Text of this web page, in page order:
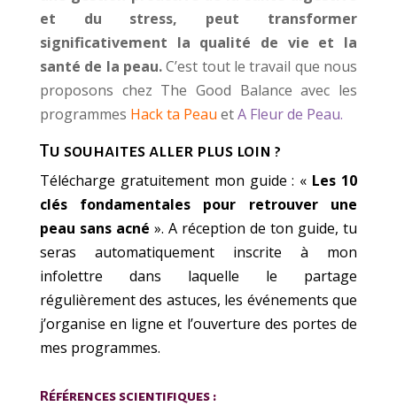
et du stress, peut transformer
significativement la qualité de vie et la
santé de la peau.C’est tout le travail que nous
proposons chez The Good Balance avec les
programmes Hack ta Peau etA Fleur de Peau.
Tu souhaites aller plus loin ?
Télécharge gratuitement mon guide : « Les 10
clés fondamentales pour retrouver une
peau sans acné ». A réception de ton guide, tu
seras automatiquement inscrite à mon
infolettre dans laquelle le partage
régulièrement des astuces, les événements que
j’organise en ligne et l’ouverture des portes de
mes programmes.
Références scientifiques :